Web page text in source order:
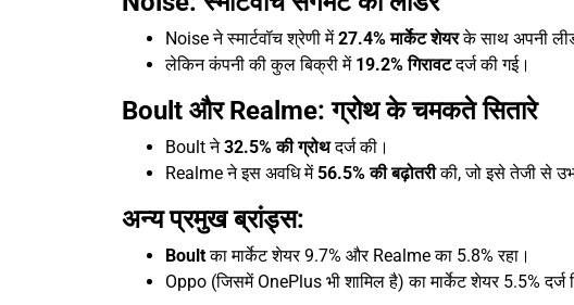
Noise ने स्मार्टवॉच श्रेणी में27.4% मार्केट शेयरके साथ अपनी
लेकिन कंपनी की कुल बिक्री में 19.2% गिरावटदर्ज की गई।
Boult और Realme: ग्रोथ के चमकते सितारे
Boult ने32.5% की ग्रोथदर्ज की।
Realme ने इस अवधि में56.5% की बढ़ोतरीकी, जो इसे तेजी से
अन्य प्रमुख ब्रांड्स:
Boultका मार्केट शेयर 9.7% और Realme का 5.8% रहा।
Oppo (जिसमें OnePlus भी शामिल है) का मार्केट शेयर 5.5% दर्ज